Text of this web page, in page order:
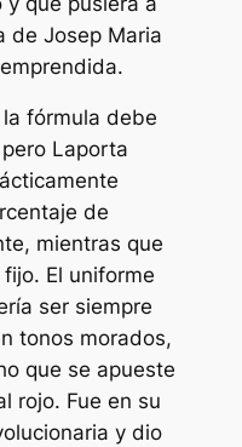
de Josep Maria
fórmula debe
Laporta
de
mientras que
El uniforme
ser siempre
tonos morados,
que se apueste
rojo. Fue en su
y dio